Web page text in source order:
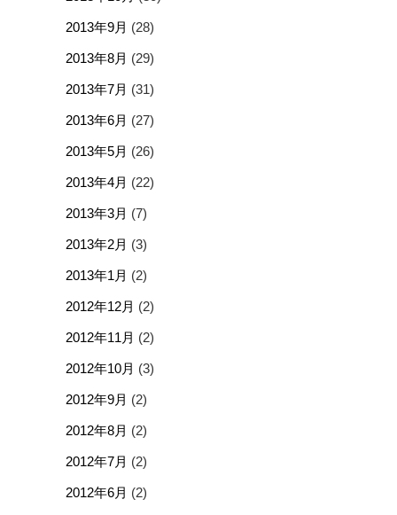
2013年9月 (28)
2013年8月 (29)
2013年7月 (31)
2013年6月 (27)
2013年5月 (26)
2013年4月 (22)
2013年3月 (7)
2013年2月 (3)
2013年1月 (2)
2012年12月 (2)
2012年11月 (2)
2012年10月 (3)
2012年9月 (2)
2012年8月 (2)
2012年7月 (2)
2012年6月 (2)